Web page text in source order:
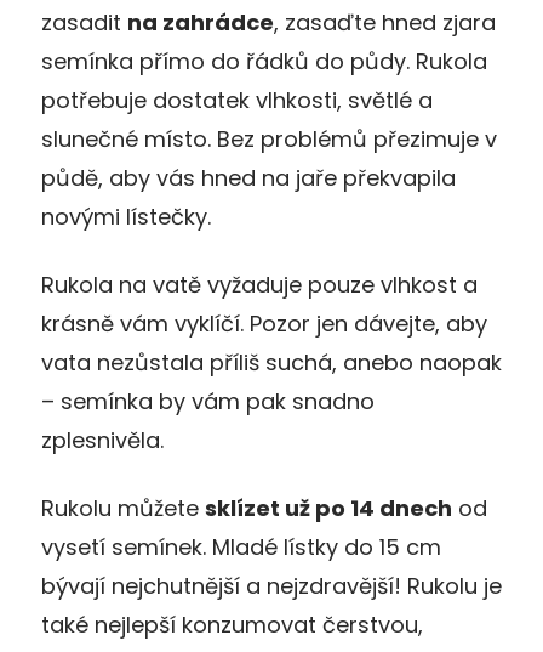
zasadit na zahrádce, zasaďte hned zjara
semínka přímo do řádků do půdy. Rukola
potřebuje dostatek vlhkosti, světlé a
slunečné místo. Bez problémů přezimuje v
půdě, aby vás hned na jaře překvapila
novými lístečky.
Rukola na vatě vyžaduje pouze vlhkost a
krásně vám vyklíčí. Pozor jen dávejte, aby
vata nezůstala příliš suchá, anebo naopak
– semínka by vám pak snadno
zplesnivěla.
Rukolu můžete sklízet už po 14 dnech od
vysetí semínek. Mladé lístky do 15 cm
bývají nejchutnější a nejzdravější! Rukolu je
také nejlepší konzumovat čerstvou,